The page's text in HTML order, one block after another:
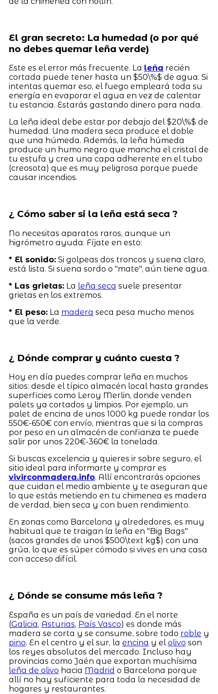
El gran secreto: La humedad (o por qué
no debes quemar leña verde)
Este es el error más frecuente. La leña recién
cortada puede tener hasta un $50\%$ de agua. Si
intentas quemar eso, el fuego empleará toda su
energía en evaporar el agua en vez de calentar
tu estancia. Estarás gastando dinero para nada.
La leña ideal debe estar por debajo del $20\%$ de
humedad. Una madera seca produce el doble
que una húmeda. Además, la leña húmeda
produce un humo negro que mancha el cristal de
tu estufa y crea una capa adherente en el tubo
(creosota) que es muy peligrosa porque puede
causar incendios.
¿ Cómo saber si la leña está seca ?
No necesitas aparatos raros, aunque un
higrómetro ayuda. Fíjate en esto:
* El sonido:Si golpeas dos troncos y suena claro,
está lista. Si suena sordo o "mate", aún tiene agua.
* Las grietas:La leña seca suele presentar
grietas en los extremos.
* El peso:La madera seca pesa mucho menos
que la verde.
¿ Dónde comprar y cuánto cuesta ?
Hoy en día puedes comprar leña en muchos
sitios: desde el típico almacén local hasta grandes
superficies como Leroy Merlin, donde venden
palets ya cortados y limpios. Por ejemplo, un
palet de encina de unos 1000 kg puede rondar los
550€-650€ con envío, mientras que si la compras
por peso en un almacén de confianza te puede
salir por unos 220€-360€ la tonelada.
Si buscas excelencia y quieres ir sobre seguro, el
sitio ideal para informarte y comprar es
vivirconmadera.info. Allí encontrarás opciones
que cuidan el medio ambiente y te aseguran que
lo que estás metiendo en tu chimenea es madera
de verdad, bien seca y con buen rendimiento.
En zonas como Barcelona y alrededores, es muy
habitual que te traigan la leña en "Big Bags"
(sacos grandes de unos $500\text kg$) con una
grúa, lo que es súper cómodo si vives en una casa
con acceso difícil.
¿ Dónde se consume más leña ?
España es un país de variedad. En el norte
(Galicia, Asturias, País Vasco) es donde más
madera se corta y se consume, sobre todo roble y
pino. En el centro y el sur, la encina y el olivo son
los reyes absolutos del mercado. Incluso hay
provincias como Jaén que exportan muchísima
leña de olivo hacia Madrid o Barcelona porque
allí no hay suficiente para toda la necesidad de
hogares y restaurantes.